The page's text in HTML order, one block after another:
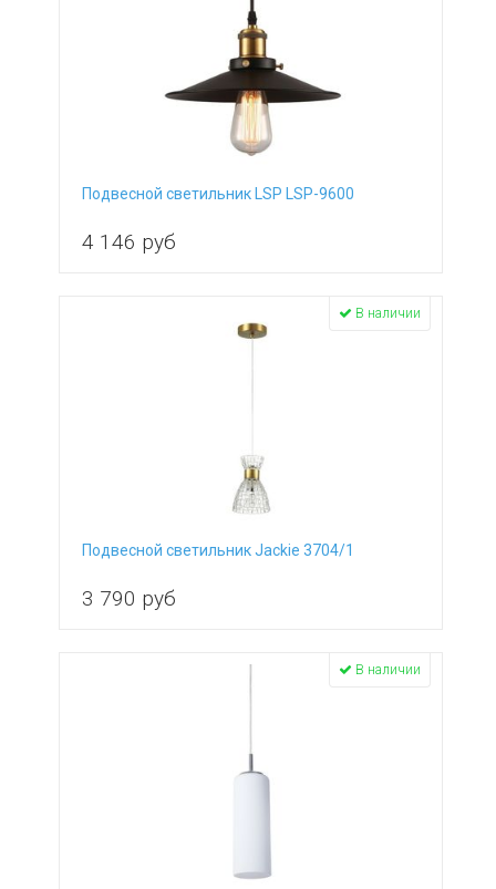
Подвесной светильник LSP LSP-9600
4 146 руб
Подвесной светильник Jackie 3704/1
3 790 руб
В наличии
В наличии